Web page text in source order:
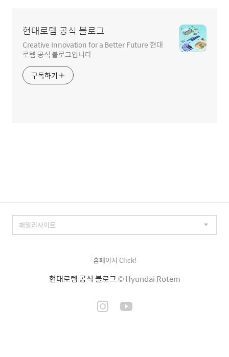
현대로템 공식 블로그
Creative Innovation for a Better Future 현대
로템 공식 블로그입니다.
구독하기
홈페이지 Click!
현대로템 공식 블로그© Hyundai Rotem